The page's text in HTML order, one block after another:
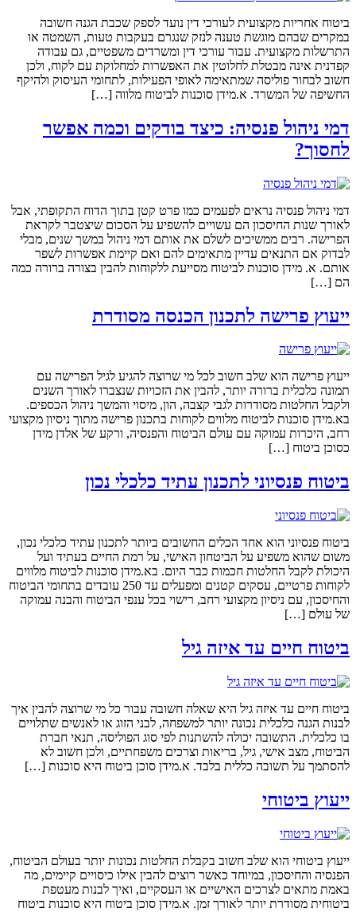
ביטוח אחריות מקצועית לעורכי דין נועד לספק שכבת הגנה חשובה
במקרים שבהם מוגשת טענה לנזק שנגרם בעקבות טעות, השמטה או
התרשלות מקצועית. עבור עורכי דין ומשרדים משפטיים, גם עבודה
קפדנית אינה מבטלת לחלוטין את האפשרות למחלוקת עם לקוח, ולכן
חשוב לבחור פוליסה שמתאימה לאופי הפעילות, לתחומי העיסוק ולהיקף
החשיפה של המשרד. א.מידן סוכנות לביטוח מלווה […]
דמי ניהול פנסיה: כיצד בודקים וכמה אפשר
לחסוך?
דמי ניהול פנסיה נראים לפעמים כמו פרט קטן בתוך הדוח התקופתי, אבל
לאורך שנות החיסכון הם עשויים להשפיע על הסכום שיצטבר לקראת
הפרישה. רבים ממשיכים לשלם את אותם דמי ניהול במשך שנים, מבלי
לבדוק אם התנאים עדיין מתאימים להם ואם קיימת אפשרות לשפר
אותם. א. מידן סוכנות לביטוח מסייעת ללקוחות להבין בצורה ברורה כמה
הם […]
ייעוץ פרישה לתכנון הכנסה מסודרת
ייעוץ פרישה הוא שלב חשוב לכל מי שרוצה להגיע לגיל הפרישה עם
תמונה כלכלית ברורה יותר, להבין את הזכויות שנצברו לאורך השנים
ולקבל החלטות מסודרות לגבי קצבה, הון, מיסוי והמשך ניהול הכספים.
בא.מידן סוכנות לביטוח מלווים לקוחות בתכנון פרישה מתוך ניסיון מקצועי
רחב, היכרות עמוקה עם עולם הביטוח והפנסיה, ורקע של אלדן מידן
כסוכן ביטוח […]
ביטוח פנסיוני לתכנון עתיד כלכלי נכון
ביטוח פנסיוני הוא אחד הכלים החשובים ביותר לתכנון עתיד כלכלי נכון,
משום שהוא משפיע על הביטחון האישי, על רמת החיים בעתיד ועל
היכולת לקבל החלטות חכמות כבר היום. בא.מידן סוכנות לביטוח מלווים
לקוחות פרטיים, עסקים קטנים ומפעלים עד 250 עובדים בתחומי הביטוח
והחיסכון, עם ניסיון מקצועי רחב, רישוי בכל ענפי הביטוח והבנה עמוקה
של עולם […]
ביטוח חיים עד איזה גיל
ביטוח חיים עד איזה גיל היא שאלה חשובה עבור כל מי שרוצה להבין איך
לבנות הגנה כלכלית נכונה יותר למשפחה, לבני הזוג או לאנשים שתלויים
בו כלכלית. התשובה יכולה להשתנות לפי סוג הפוליסה, תנאי חברת
הביטוח, מצב אישי, גיל, בריאות וצרכים משפחתיים, ולכן חשוב לא
להסתמך על תשובה כללית בלבד. א.מידן סוכן ביטוח היא סוכנות […]
ייעוץ ביטוחי
ייעוץ ביטוחי הוא שלב חשוב בקבלת החלטות נכונות יותר בעולם הביטוח,
הפנסיה והחיסכון, במיוחד כאשר רוצים להבין אילו כיסויים קיימים, מה
באמת מתאים לצרכים האישיים או העסקיים, ואיך לבנות מעטפת
ביטוחית מסודרת יותר לאורך זמן. א.מידן סוכן ביטוח היא סוכנות ביטוח